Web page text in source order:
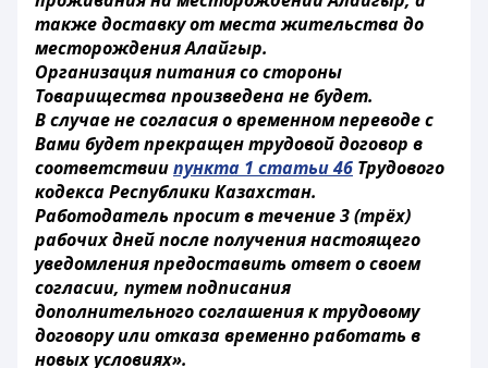
также доставку от места жительства до
месторождения Алайгыр.
Организация питания со стороны
Товарищества произведена не будет.
В случае не согласия о временном переводе с
Вами будет прекращен трудовой договор в
соответствиипункта 1 статьи 46 Трудового
кодекса Республики Казахстан.
Работодатель просит в течение 3 (трёх)
рабочих дней после получения настоящего
уведомления предоставить ответ о своем
согласии, путем подписания
дополнительного соглашения к трудовому
договору или отказа временно работать в
новых условиях».